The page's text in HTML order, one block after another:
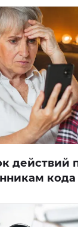
действий